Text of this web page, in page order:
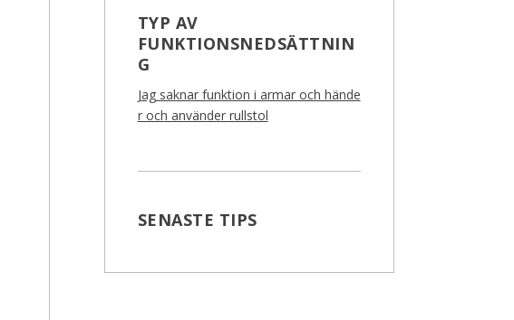
TYP AV
FUNKTIONSNEDSÄTTNIN
G
Jag saknar funktion i armar och hände
r och använder rullstol
SENASTE TIPS